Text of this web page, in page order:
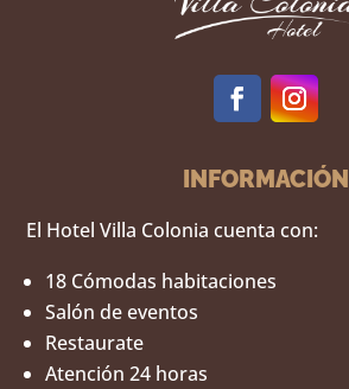
INFORMACIÓN
El Hotel Villa Colonia cuenta con:
18 Cómodas habitaciones
Salón de eventos
Restaurate
Atención 24 horas